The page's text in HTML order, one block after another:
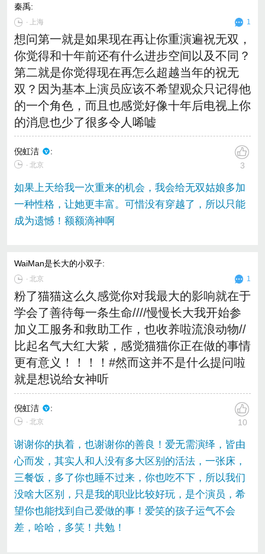
秦禹:
∙ 上海 1
想问第一就是如果现在再让你重演遍祝无双，
你觉得和十年前还有什么进步空间以及不同？
第二就是你觉得现在再怎么超越当年的祝无
双？因为基本上演员应该不希望观众只记得他
的一个角色，而且也感觉好像十年后电视上你
的消息也少了很多令人唏嘘
倪虹洁 :
∙ 北京 3
如果上天给我一次重来的机会，我会给无双姑娘多加
一种性格，让她更丰富。可惜没有穿越了，所以只能
成为遗憾！额额滴神啊
WaiMan是长大的小双子:
∙北京 1
粉了猫猫这么久感觉你对我最大的影响就在于
学会了善待每一条生命////慢慢长大我开始参
加义工服务和救助工作，也收养啦流浪动物//
比起名气大红大紫，感觉猫猫你正在做的事情
更有意义！！！！#然而这并不是什么提问啦
就是想说给女神听
倪虹洁 :
∙ 北京 10
谢谢你的执着，也谢谢你的善良！爱无需演绎，皆由
心而发，其实人和人没有多大区别的活法，一张床，
三餐饭，多了你也睡不过来，你也吃不下，所以我们
没啥大区别，只是我的职业比较好玩，是个演员，希
望你也能找到自己爱做的事！爱笑的孩子运气不会
差，哈哈，多笑！共勉！